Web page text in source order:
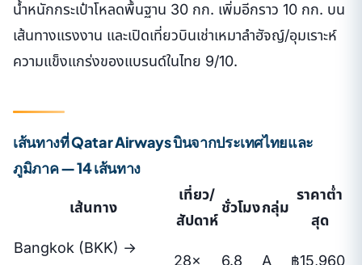
น้ำหนักกระเป๋าโหลดพื้นฐาน 30 กก. เพิ่มอีกราว 10 กก. บน
เส้นทางแรงงาน และเปิดเที่ยวบินเช่าเหมาลำฮัจญ์/อุมเราะห์
ความแข็งแกร่งของแบรนด์ในไทย 9/10.
เส้นทางที่ Qatar Airways บินจากประเทศไทยและ
ภูมิภาค — 14 เส้นทาง
เส้นทาง
เที่ยว/
สัปดาห์
ชั่วโมงกลุ่ม
ราคาต่ำ
สุด
Bangkok (BKK) →
28× 6.8 A ฿15,960